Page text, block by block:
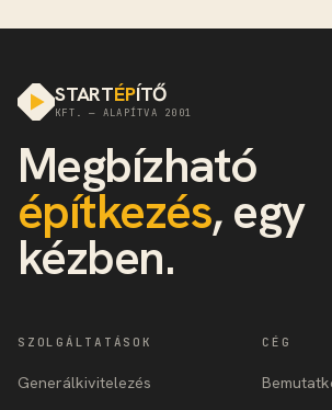
STARTÉPÍTŐ
KFT. — ALAPÍTVA 2001
Megbízható
építkezés, egy
kézben.
SZOLGÁLTATÁSOK
Generálkivitelezés
CÉG